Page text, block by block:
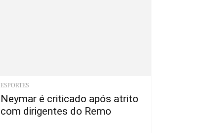
ESPORTES
Neymar é criticado após atrito
com dirigentes do Remo